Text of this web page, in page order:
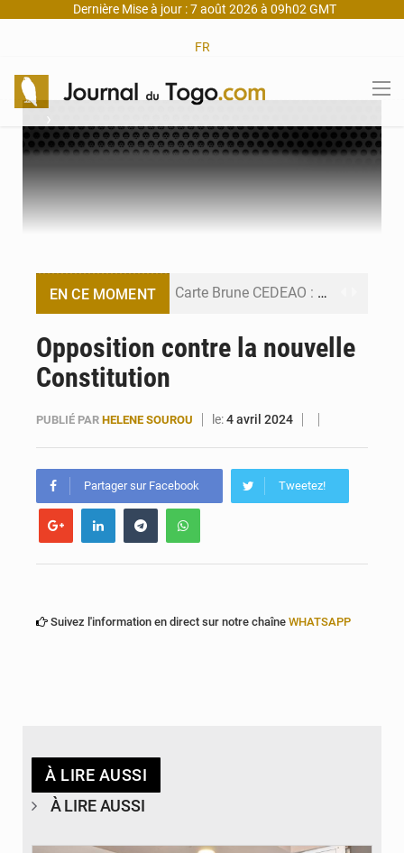
Dernière Mise à jour : 7 août 2026 à 09h02 GMT
FR
›
EN CE MOMENT Carte Brune CEDEAO : Lomé mise sur la digitalisation des sinistres
Travail domestique non rémunéré : à Saly, l’Afrique veut en mesurer la valeur
Maurice : Démission de la ministre Véronique Leu-Govind
Opposition contre la nouvelle
Constitution
PUBLIÉ PAR HELENE SOUROU le:4 avril 2024
Partager sur Facebook Tweetez!
Suivez l'information en direct sur notre chaîne WHATSAPP
À LIRE AUSSI
À LIRE AUSSI